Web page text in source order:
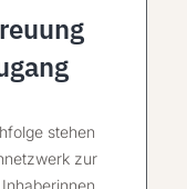
stehen
zur